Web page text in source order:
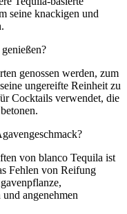
seine knackigen und
genossen werden, zum
ungereifte Reinheit zu
Cocktails verwendet, die
von blanco Tequila ist
Fehlen von Reifung
angenehmen